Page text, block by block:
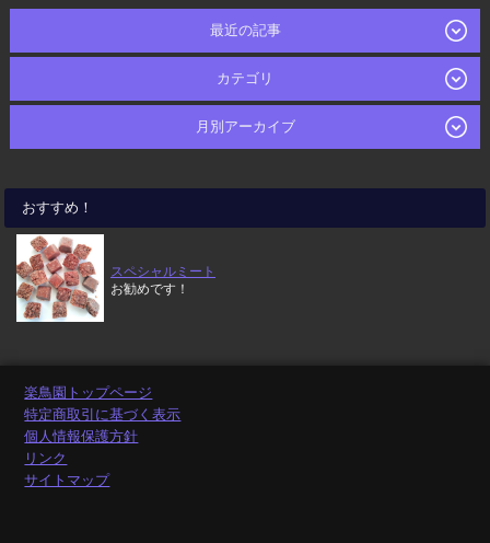
最近の記事
カテゴリ
月別アーカイブ
おすすめ！
スペシャルミート
お勧めです！
楽鳥園トップページ
特定商取引に基づく表示
個人情報保護方針
リンク
サイトマップ